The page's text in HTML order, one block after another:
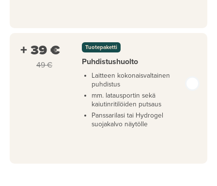
+ 39 €
49 €
Tuotepaketti
Puhdistushuolto
Laitteen kokonaisvaltainen
puhdistus
mm. latausportin sekä
kaiutinritilöiden putsaus
Panssarilasi tai Hydrogel
suojakalvo näytölle